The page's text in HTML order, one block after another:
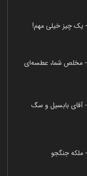
فصل ۱ - قسمت ۳۷ - مخلص شما، عطسه‌ای
فصل ۱ - قسمت ۳۸ - آقای بابسیل و سگ